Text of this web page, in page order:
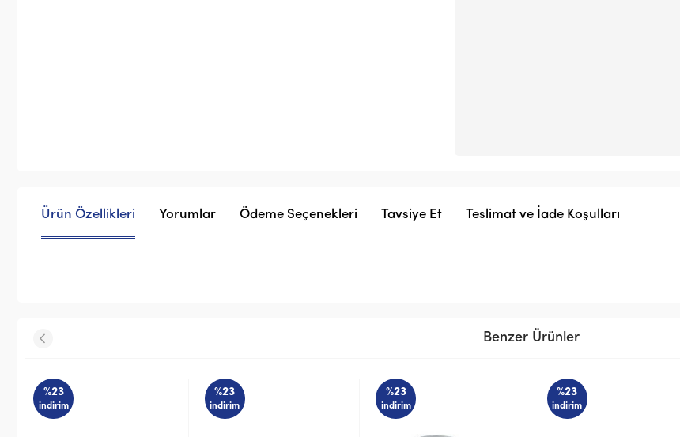
Ürün Özellikleri Yorumlar Ödeme Seçenekleri Tavsiye Et Teslimat ve İade Koşulları
Benzer Ürünler
%23
indirim
%23
indirim
%23
indirim
%23
indirim